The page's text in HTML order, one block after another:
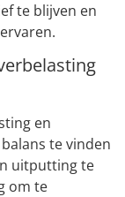
te blijven en
en
te vinden
uitputting te
om te